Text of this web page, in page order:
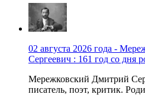
02 августа 2026 года -
Сергеевич : 161 год со дня
Мережковский Дмитрий
писатель, поэт, критик.